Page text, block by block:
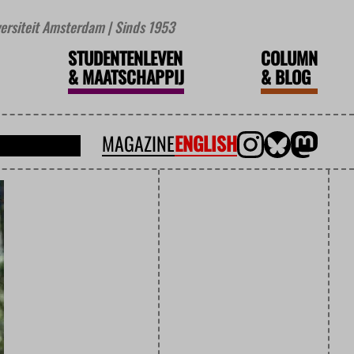
Amsterdam | Sinds 1953
STUDENTENLEVEN
&MAATSCHAPPIJ
COLUMN
&BLOG
MAGAZINEENGLISH